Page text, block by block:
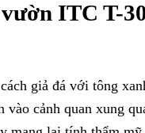
ITC T-
giả đá với tông
cảnh quan xung